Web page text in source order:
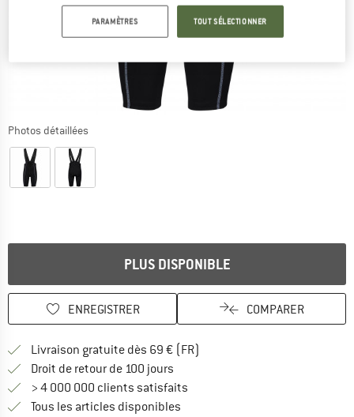
Photos détaillées
PLUS DISPONIBLE
ENREGISTRER COMPARER
Livraison gratuite dès 69 € (FR)
Droit de retour de 100 jours
> 4 000 000 clients satisfaits
Tous les articles disponibles
PARAMÈTRES TOUT SÉLECTIONNER